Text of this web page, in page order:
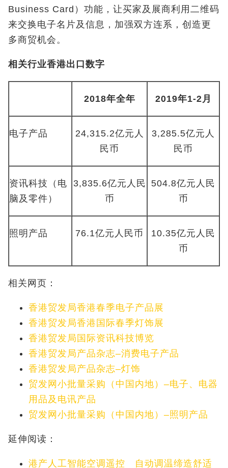
Business Card）功能，让买家及展商利用二维码
来交换电子名片及信息，加强双方连系，创造更
多商贸机会。
相关行业香港出口数字
2018年全年 2019年1-2月
电子产品
24,315.2亿元人
民币
3,285.5亿元人
民币
资讯科技（电
脑及零件）
3,835.6亿元人民
币
504.8亿元人民
币
照明产品 76.1亿元人民币
10.35亿元人民
币
相关网页：
香港贸发局香港春季电子产品展
香港贸发局香港国际春季灯饰展
香港贸发局国际资讯科技博览
香港贸发局产品杂志–消费电子产品
香港贸发局产品杂志–灯饰
贸发网小批量采购（中国内地）–电子、电器
用品及电讯产品
贸发网小批量采购（中国内地）–照明产品
延伸阅读：
港产人工智能空调遥控 自动调温缔造舒适